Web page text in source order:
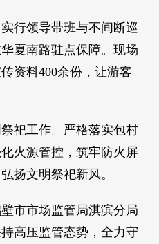
行领导带班与不间断巡
夏南路驻点保障。现场
资料400余份，让游客
祀工作。严格落实包村
火源管控，筑牢防火屏
扬文明祭祀新风。
市市场监管局淇滨分局
高压监管态势，全力守